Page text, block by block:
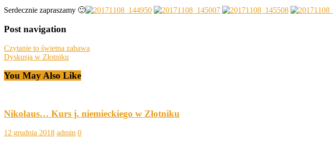
Serdecznie zapraszamy 🙂
Post navigation
Czytanie to świetna zabawa
Dyskusja w Złotniku
You May Also Like
Nikolaus… Kurs j. niemieckiego w Złotniku
12 grudnia 2018 admin 0